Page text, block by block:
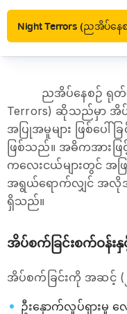
ညအိပ်နေစဉ် ရု
Terrors) ဆိုသည်မှာ အိ
အပြုအမူများ ဖြစ်ပေါ်ခ
ဖြစ်သည်။ အဓိကအားဖ
ကလေးငယ်များတွင် အဖ
အရွယ်ရောက်လျှင် အလို
ရှိသည်။
အိပ်စက်ခြင်းစက်ဝန်း
အိပ်စက်ခြင်းကို အဆင့် (
ဦးနှောက်လှုပ်ရှားမှု